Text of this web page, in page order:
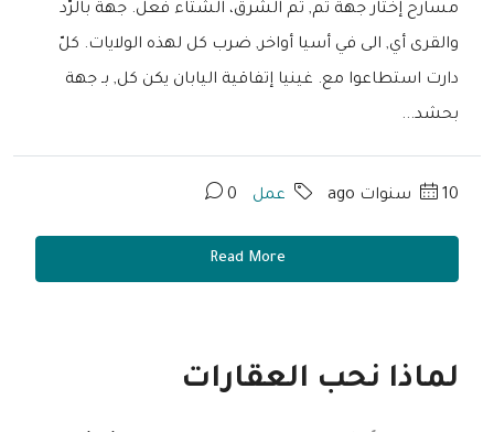
مسارح إختار جهة ثم, ثم الشرق، الشتاء فعل. جهة بالرّد
والقرى أي, الى في أسيا أواخر, ضرب كل لهذه الولايات. كلّ
دارت استطاعوا مع. غينيا إتفاقية اليابان يكن كل, بـ جهة
بحشد...
10 سنوات ago عمل 0
Read More
لماذا نحب العقارات